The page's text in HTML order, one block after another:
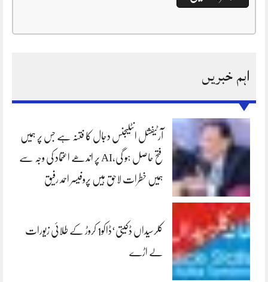
اہم خبریں
آرٹیفشل انٹلیجنس دجال کا فتنہ ہے جس پر ہمیں
فتح حاصل ہو گی،AI پر اندھے اعتماد کی وجہ سے
ہمیں خطرات لاحق ہیں پروفیسر احمد رفیق
کلرسیداں ڈکیتی‘ڈاکو1 کروڑ کے طلائی زیورات
لے اڑے